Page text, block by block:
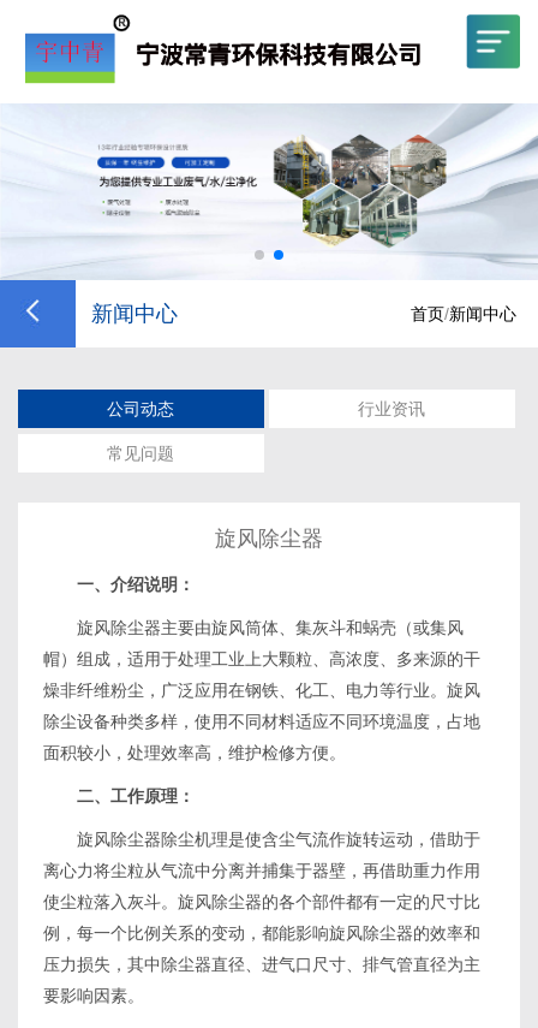
新闻中心 首页/新闻中心
公司动态 行业资讯
常见问题
旋风除尘器
一、介绍说明：
旋风除尘器主要由旋风筒体、集灰斗和蜗壳（或集风
帽）组成，适用于处理工业上大颗粒、高浓度、多来源的干
燥非纤维粉尘，广泛应用在钢铁、化工、电力等行业。旋风
除尘设备种类多样，使用不同材料适应不同环境温度，占地
面积较小，处理效率高，维护检修方便。
二、工作原理：
旋风除尘器除尘机理是使含尘气流作旋转运动，借助于
离心力将尘粒从气流中分离并捕集于器壁，再借助重力作用
使尘粒落入灰斗。旋风除尘器的各个部件都有一定的尺寸比
例，每一个比例关系的变动，都能影响旋风除尘器的效率和
压力损失，其中除尘器直径、进气口尺寸、排气管直径为主
要影响因素。